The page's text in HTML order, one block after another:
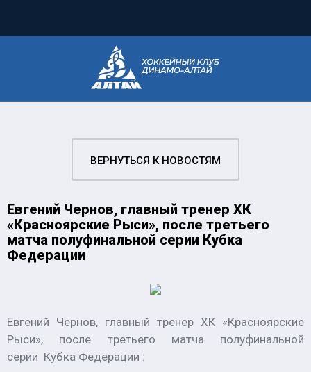
ВЕРНУТЬСЯ К НОВОСТЯМ
Евгений Чернов, главный тренер ХК
«Красноярские Рыси», после третьего
матча полуфинальной серии Кубка
Федерации
Евгений Чернов, главный тренер ХК «Красноярские
Рыси», после третьего матча полуфинальной
серии Кубка Федерации :